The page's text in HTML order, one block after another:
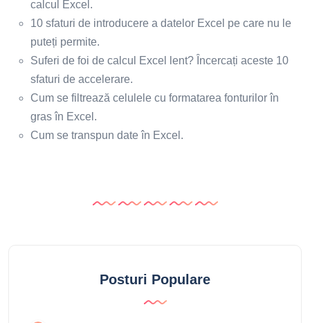
calcul Excel.
10 sfaturi de introducere a datelor Excel pe care nu le
puteți permite.
Suferi de foi de calcul Excel lent? Încercați aceste 10
sfaturi de accelerare.
Cum se filtrează celulele cu formatarea fonturilor în
gras în Excel.
Cum se transpun date în Excel.
Posturi Populare